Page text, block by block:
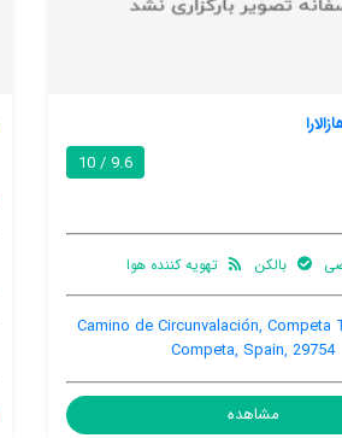
ویلا ویستا آلبران
تهویه کننده
اینترنت رایگان در
95, Competa, Competa, Spain, 29754